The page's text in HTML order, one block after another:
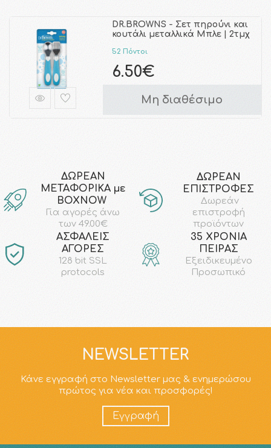
DR.BROWNS - Σετ πηρούνι και
κουτάλι μεταλλικά Μπλε | 2τμχ
52 Πόντοι
6.50€
Μη διαθέσιμο
ΔΩΡΕΑΝ
ΜΕΤΑΦΟΡΙΚΑ με
ΒΟΧΝΟW
Για αγορές άνω
των 49.00€
ΔΩΡΕΑΝ
ΕΠΙΣΤΡΟΦΕΣ
Δωρεάν
επιστροφή
προϊόντων
AΣΦΑΛΕΙΣ
ΑΓΟΡΕΣ
128 bit SSL
protocols
35 ΧΡΟΝΙΑ
ΠΕΙΡΑΣ
Εξειδικευμένο
Προσωπικό
NEWSLETTER
Κάνε εγγραφή στο Newsletter μας & ενημερώσου
πρώτος για νέα και προσφορές!
Εγγραφή